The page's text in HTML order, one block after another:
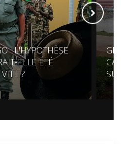
: L'HYPOTHÈSE
ELLE ÉTÉ
?